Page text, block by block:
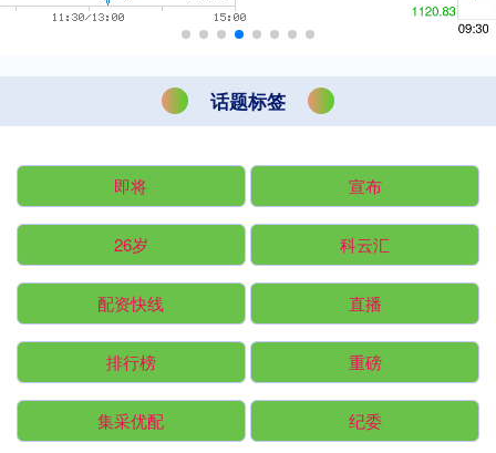
话题标签
即将 宣布
26岁 科云汇
配资快线 直播
排行榜 重磅
集采优配 纪委